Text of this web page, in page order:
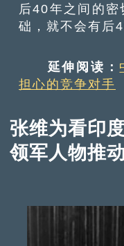
后40年之间的
础，就不会有后
延伸阅读：
担心的竞争对手
张维为看印
领军人物推